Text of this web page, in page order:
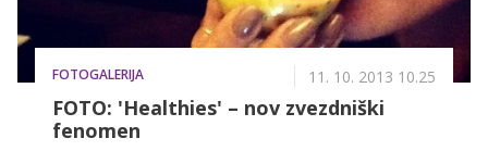
FOTOGALERIJA 11. 10. 2013 10.25
FOTO: 'Healthies' – nov zvezdniški
fenomen